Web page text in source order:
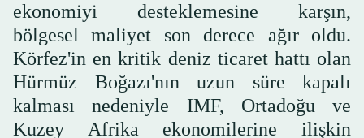
ekonomiyi desteklemesine karşın,
bölgesel maliyet son derece ağır oldu.
Körfez'in en kritik deniz ticaret hattı olan
Hürmüz Boğazı'nın uzun süre kapalı
kalması nedeniyle IMF, Ortadoğu ve
Kuzey Afrika ekonomilerine ilişkin